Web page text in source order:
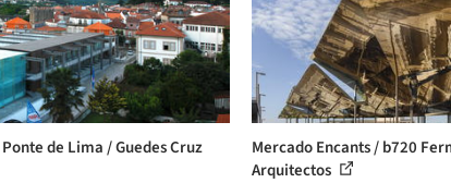
de Lima / Guedes Cruz
Mercado Encants / b720
Arquitectos